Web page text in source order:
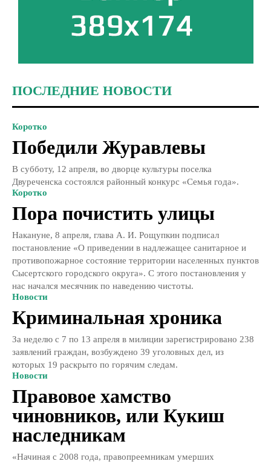
ПОСЛЕДНИЕ НОВОСТИ
Коротко
Победили Журавлевы
В субботу, 12 апреля, во дворце культуры поселка
Двуреченска состоялся районный конкурс «Семья года».
Коротко
Пора почистить улицы
Накануне, 8 апреля, глава А. И. Рощупкин подписал
постановление «О приведении в надлежащее санитарное и
противопожарное состояние территории населенных пунктов
Сысертского городского округа». С этого постановления у
нас начался месячник по наведению чистоты.
Новости
Криминальная хроника
За неделю с 7 по 13 апреля в милиции зарегистрировано 238
заявлений граждан, возбуждено 39 уголовных дел, из
которых 19 раскрыто по горячим следам.
Новости
Правовое хамство
чиновников, или Кукиш
наследникам
«Начиная с 2008 года, правопреемникам умерших